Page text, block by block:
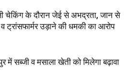
चेकिंग के दौरान जेई से अभद्रता, जान से
व ट्रांसफार्मर उड़ाने की धमकी का आरोप
में सब्जी व मसाला खेती को मिलेगा बढ़ावा